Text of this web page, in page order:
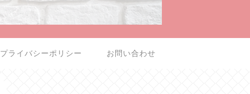
プライバシーポリシー お問い合わせ